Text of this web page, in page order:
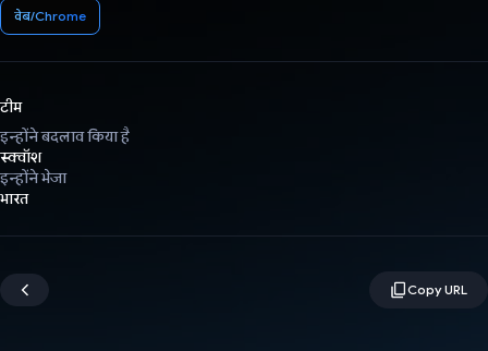
वेब/Chrome
टीम
इन्होंने बदलाव किया है
स्क्वॉश
इन्होंने भेजा
भारत